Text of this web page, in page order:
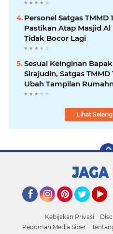
Personel Satgas TMMD
Pastikan Atap Masjid Al
Tidak Bocor Lagi
Sesuai Keinginan Bapak
Sirajudin, Satgas TMMD
Ubah Tampilan
Lihat
Kebijakan Privasi
Pedoman Media Siber